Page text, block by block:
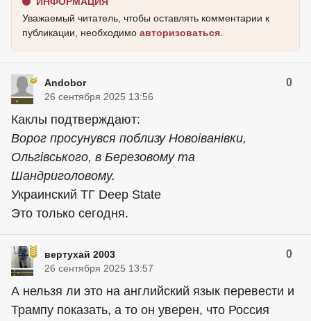
Уважаемый читатель, чтобы оставлять комментарии к
публикации, необходимо авторизоваться
Andobor 0
26 сентября 2025 13:56
Кaклы подтверждают:
Ворог просунувся поблизу Новоіванівки,
Ольгівського, в Березовому та
Шандриголовому.
Украинский ТГ Deep State
Это только сегодня.
вертухай 2003 0
26 сентября 2025 13:57
А нельзя ли это на английский язык перевести и
Трампу показать, а то он уверен, что Россия